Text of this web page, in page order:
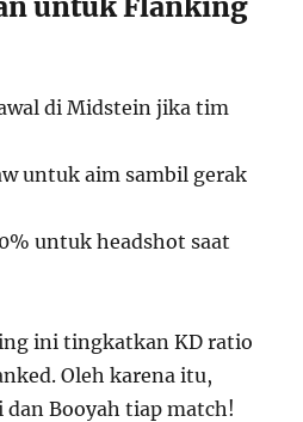
di Midstein jika tim
untuk aim sambil gerak
untuk headshot saat
ini tingkatkan KD ratio
Oleh karena itu,
Booyah tiap match!